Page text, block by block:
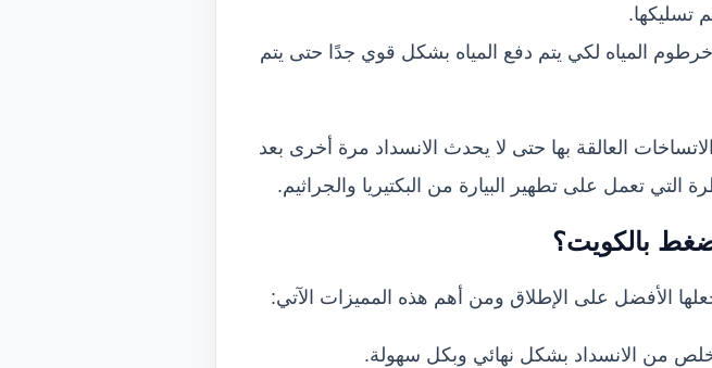
تسليكها.
المياه لكي يتم دفع المياه بشكل قوي جدًا حتى يتم
العالقة بها حتى لا يحدث الانسداد مرة أخرى بعد
تعمل على تطهير البيارة من البكتيريا والجراثيم.
بالكويت؟
الأفضل على الإطلاق ومن أهم هذه المميزات الآتي:
من الانسداد بشكل نهائي وبكل سهولة.